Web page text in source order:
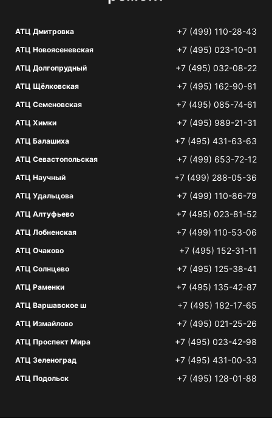
АТЦ Дмитровка +7 (499) 110-28-43
АТЦ Новоясеневская +7 (495) 023-10-01
АТЦ Долгопрудный +7 (495) 032-08-22
АТЦ Щёлковская +7 (495) 162-90-81
АТЦ Семеновская +7 (495) 085-74-61
АТЦ Химки +7 (495) 989-21-31
АТЦ Балашиха +7 (495) 431-63-63
АТЦ Севастопольская +7 (499) 653-72-12
АТЦ Научный +7 (499) 288-05-36
АТЦ Удальцова +7 (499) 110-86-79
АТЦ Алтуфьево +7 (495) 023-81-52
АТЦ Лобненская +7 (499) 110-53-06
АТЦ Очаково +7 (495) 152-31-11
АТЦ Солнцево +7 (495) 125-38-41
АТЦ Раменки +7 (495) 135-42-87
АТЦ Варшавское ш +7 (495) 182-17-65
АТЦ Измайлово +7 (495) 021-25-26
АТЦ Проспект Мира +7 (495) 023-42-98
АТЦ Зеленоград +7 (495) 431-00-33
АТЦ Подольск +7 (495) 128-01-88